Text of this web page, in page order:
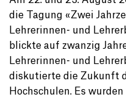
die Tagung «Zwei
Lehrerinnen- und
blickte auf zwanzig
Lehrerinnen- und
diskutierte die Zukunft
Hochschulen. Es